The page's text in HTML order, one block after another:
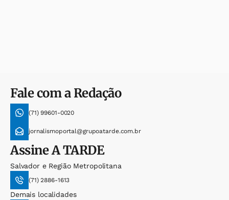
Fale com a Redação
(71) 99601-0020
jornalismoportal@grupoatarde.com.br
AssineA TARDE
Salvador e Região Metropolitana
(71) 2886-1613
Demais localidades